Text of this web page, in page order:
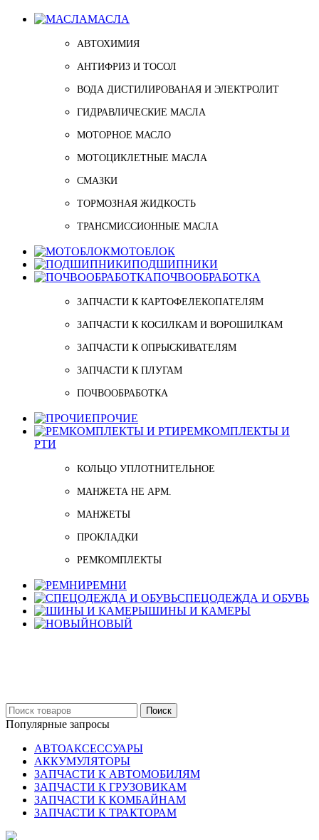
МАСЛА
АВТОХИМИЯ
АНТИФРИЗ И ТОСОЛ
ВОДА ДИСТИЛИРОВАНАЯ И ЭЛЕКТРОЛИТ
ГИДРАВЛИЧЕСКИЕ МАСЛА
МОТОРНОЕ МАСЛО
МОТОЦИКЛЕТНЫЕ МАСЛА
СМАЗКИ
ТОРМОЗНАЯ ЖИДКОСТЬ
ТРАНСМИССИОННЫЕ МАСЛА
МОТОБЛОК
ПОДШИПНИКИ
ПОЧВООБРАБОТКА
ЗАПЧАСТИ К КАРТОФЕЛЕКОПАТЕЛЯМ
ЗАПЧАСТИ К КОСИЛКАМ И ВОРОШИЛКАМ
ЗАПЧАСТИ К ОПРЫСКИВАТЕЛЯМ
ЗАПЧАСТИ К ПЛУГАМ
ПОЧВООБРАБОТКА
ПРОЧИЕ
РЕМКОМПЛЕКТЫ И
РТИ
КОЛЬЦО УПЛОТНИТЕЛЬНОЕ
МАНЖЕТА НЕ АРМ.
МАНЖЕТЫ
ПРОКЛАДКИ
РЕМКОМПЛЕКТЫ
РЕМНИ
СПЕЦОДЕЖДА И ОБУВЬ
ШИНЫ И КАМЕРЫ
НОВЫЙ
Поиск
Популярные запросы
АВТОАКСЕССУАРЫ
АККУМУЛЯТОРЫ
ЗАПЧАСТИ К АВТОМОБИЛЯМ
ЗАПЧАСТИ К ГРУЗОВИКАМ
ЗАПЧАСТИ К КОМБАЙНАМ
ЗАПЧАСТИ К ТРАКТОРАМ